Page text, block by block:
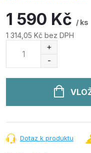
1 590 Kč / ks
1 314,05 Kč bez DPH
Dotaz k produktu